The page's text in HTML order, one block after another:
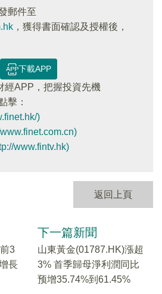
郵件至
，獲得書面確認及授權後，
下載APP
經APP，把握投資先機
擊：
)
www.fintv.hk)
返回上頁
3
長
下一篇新聞
山東黃金(01787.HK)漲超
3% 首季歸母淨利潤同比
预增35.74%到61.45%